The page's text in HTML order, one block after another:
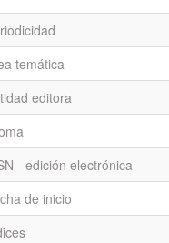
temática
editora
- edición electrónica
de inicio